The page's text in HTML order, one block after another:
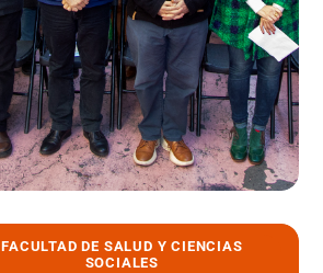
FACULTAD DE SALUD Y CIENCIAS
SOCIALES